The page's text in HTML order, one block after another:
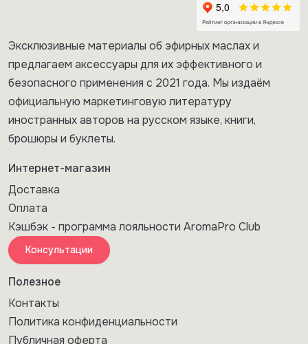
Эксклюзивные материалы об эфирных маслах и
предлагаем аксессуары для их эффективного и
безопасного применения с 2021 года. Мы издаём
официальную маркетинговую литературу
иностранных авторов на русском языке, книги,
брошюры и буклеты.
Интернет-магазин
Доставка
Оплата
Кэшбэк - программа лояльности AromaPro Club
Консультации
Полезное
Контакты
Политика конфиденциальности
Публичная оферта